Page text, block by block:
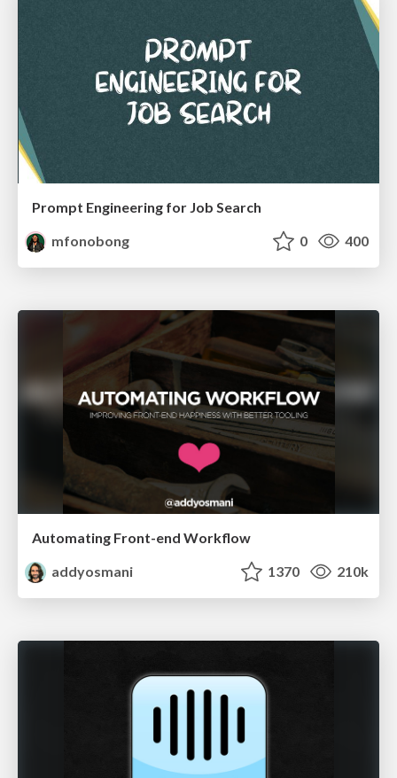
Prompt Engineering for Job Search
mfonobong
0 400
Automating Front-end Workflow
addyosmani
1370 210k